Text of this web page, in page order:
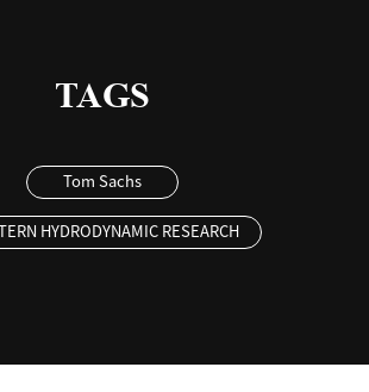
TAGS
Tom Sachs
HYDRODYNAMIC RESEARCH